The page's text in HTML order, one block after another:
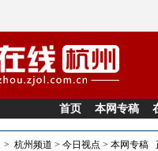
首页 本网专稿
> 杭州频道 > 今日视点 > 本网专稿